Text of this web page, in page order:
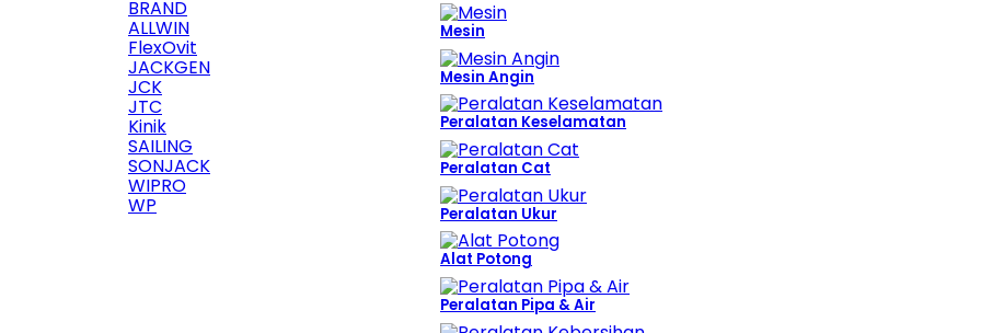
BRAND
ALLWIN
FlexOvit
JACKGEN
JCK
JTC
Kinik
SAILING
SONJACK
WIPRO
WP
Mesin
Mesin Angin
Peralatan Keselamatan
Peralatan Cat
Peralatan Ukur
Alat Potong
Peralatan Pipa & Air